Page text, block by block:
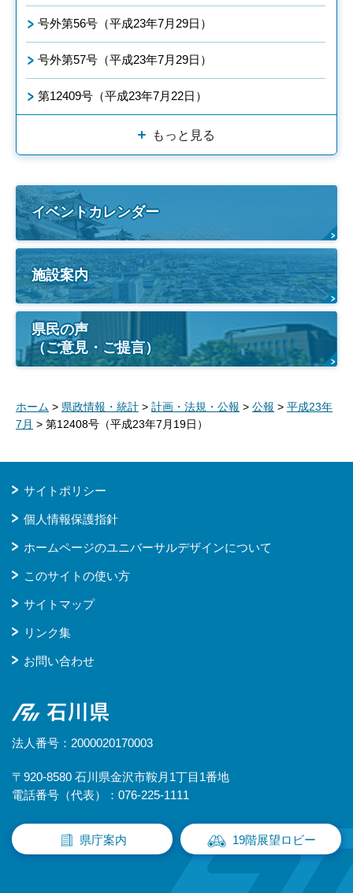
号外第56号（平成23年7月29日）
号外第57号（平成23年7月29日）
第12409号（平成23年7月22日）
もっと見る
イベントカレンダー
施設案内
県民の声
（ご意見・ご提言）
ホーム > 県政情報・統計 > 計画・法規・公報 > 公報 > 平成23年
7月 > 第12408号（平成23年7月19日）
サイトポリシー
個人情報保護指針
ホームページのユニバーサルデザインについて
このサイトの使い方
サイトマップ
リンク集
お問い合わせ
石川県
法人番号：2000020170003
〒920-8580 石川県金沢市鞍月1丁目1番地
電話番号（代表）：076-225-1111
県庁案内 19階展望ロビー